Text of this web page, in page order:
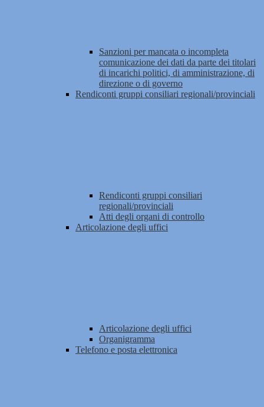
Sanzioni per mancata o incompleta
comunicazione dei dati da parte dei titolari
di incarichi politici, di amministrazione, di
direzione o di governo
Rendiconti gruppi consiliari regionali/provinciali
Rendiconti gruppi consiliari
regionali/provinciali
Atti degli organi di controllo
Articolazione degli uffici
Articolazione degli uffici
Organigramma
Telefono e posta elettronica